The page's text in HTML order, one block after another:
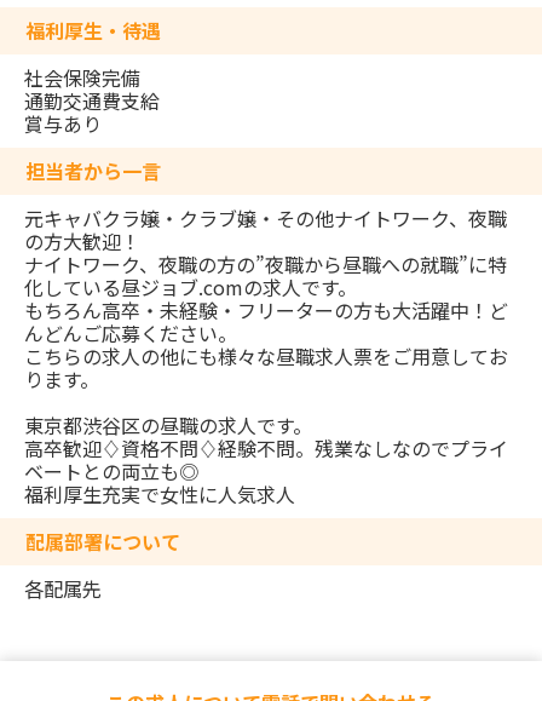
福利厚生・待遇
社会保険完備
通勤交通費支給
賞与あり
担当者から一言
元キャバクラ嬢・クラブ嬢・その他ナイトワーク、夜職
の方大歓迎！
ナイトワーク、夜職の方の”夜職から昼職への就職”に特
化している昼ジョブ.comの求人です。
もちろん高卒・未経験・フリーターの方も大活躍中！ど
んどんご応募ください。
こちらの求人の他にも様々な昼職求人票をご用意してお
ります。
東京都渋谷区の昼職の求人です。
高卒歓迎♢資格不問♢経験不問。残業なしなのでプライ
ベートとの両立も◎
福利厚生充実で女性に人気求人
配属部署について
各配属先